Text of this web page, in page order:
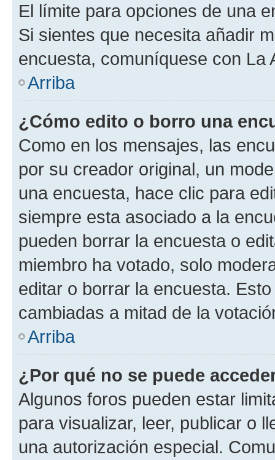
El límite para opciones de una
Si sientes que necesita añadir
encuesta, comuníquese con La
Arriba
¿Cómo edito o borro una
Como en los mensajes, las
por su creador original, un
una encuesta, hace clic para
siempre esta asociado a la
pueden borrar la encuesta o
miembro ha votado, solo
editar o borrar la encuesta.
cambiadas a mitad de la
Arriba
¿Por qué no se puede
Algunos foros pueden estar
para visualizar, leer, publicar o
una autorización especial.